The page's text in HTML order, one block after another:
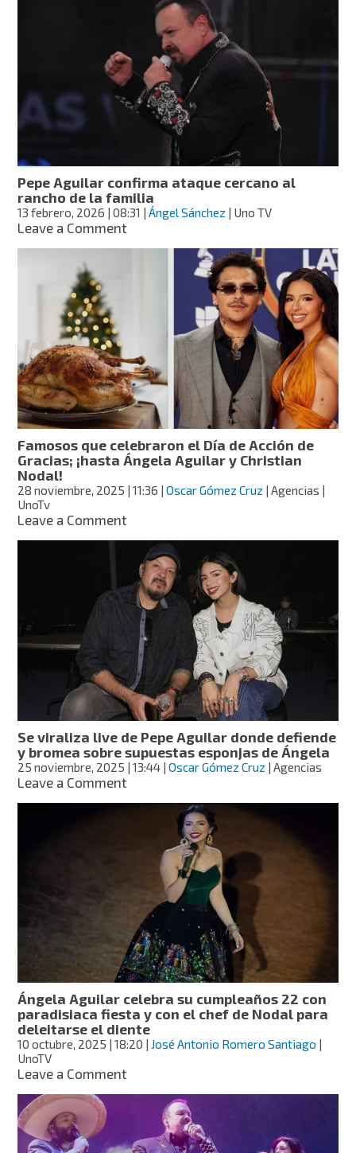
Valentín:
Aguilar
comparte
canciones
dedicar
14
de
febrero
Pepe Aguilar confirma ataque cercano al
rancho de la familia
13 febrero, 2026 | 08:31 |Ángel Sánchez | Uno TV
Leave a Commenton
de
la
familia
Famosos que celebraron el Día de Acción de
Gracias; ¡hasta Ángela Aguilar y Christian
Nodal!
28 noviembre, 2025 | 11:36 |Oscar Gómez Cruz | Agencias |
UnoTv
Leave a Commenton
que
celebraron
el
Día
de
Acción
de
Gracias;
¡hasta
Ángela
Aguilar
y
Christian
Nodal!
Se viraliza live de Pepe Aguilar donde defiende
y bromea sobre supuestas esponjas de Ángela
25 noviembre, 2025 | 13:44 |Oscar Gómez Cruz | Agencias
Leave a Commenton
Aguilar
donde
defiende
bromea
sobre
supuestas
esponjas
de
Ángela
Ángela Aguilar celebra su cumpleaños 22 con
paradisiaca fiesta y con el chef de Nodal para
deleitarse el diente
10 octubre, 2025 | 18:20 José Antonio Romero Santiago
UnoTV
Leave a Commenton
Aguilar
celebra
su